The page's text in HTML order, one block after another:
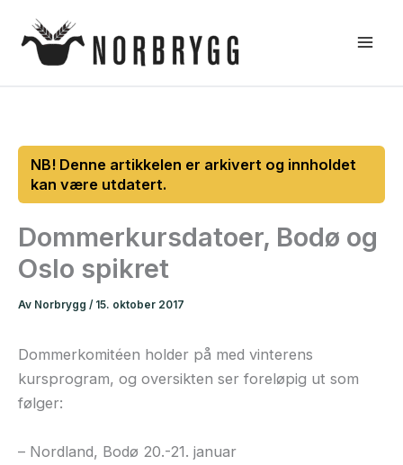
rett
Dommerkursdatoer, Bodø og
Oslo spikret
Av Norbrygg / 15. oktober 2017
Dommerkomitéen holder på med vinterens
kursprogram, og oversikten ser foreløpig ut som
følger:
– Nordland, Bodø 20.-21. januar